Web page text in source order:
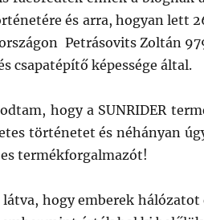
és arra, hogyan lett
Petrásovits Zoltán
csapatépítő képessége által.
hogy a SUNRIDER
történetet és néhányan
termékforgalmazót!
hogy emberek